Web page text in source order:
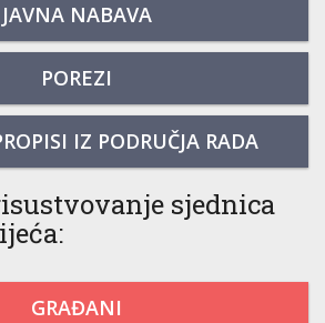
JAVNA NABAVA
POREZI
IZ PODRUČJA RADA
sjednica
GRAĐANI